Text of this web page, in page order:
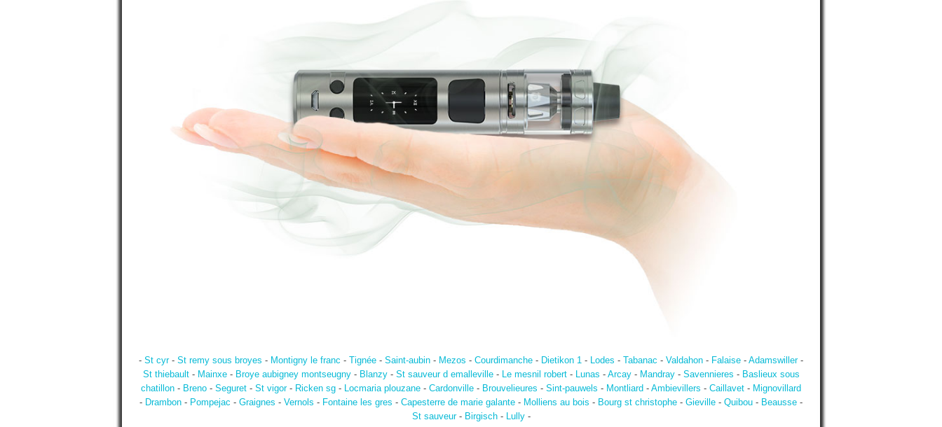
- St cyr- St remy sous broyes - Montigny le franc - Tignée - Saint-aubin - Mezos - Courdimanche - Dietikon 1 - Lodes - Tabanac - Valdahon - Falaise - Adamswiller-
St thiebault- Mainxe- Broye aubigney montseugny- Blanzy- St sauveur d emalleville- Le mesnil robert- Lunas - Arcay- Mandray- Savennieres - Baslieux sous
chatillon - Breno - Seguret - St vigor- Ricken sg - Locmaria plouzane - Cardonville - Brouvelieures - Sint-pauwels - Montliard - Ambievillers - Caillavet - Mignovillard
- Drambon - Pompejac - Graignes - Vernols - Fontaine les gres - Capesterre de marie galante - Molliens au bois - Bourg st christophe - Gieville - Quibou - Beausse -
St sauveur- Birgisch- Lully-